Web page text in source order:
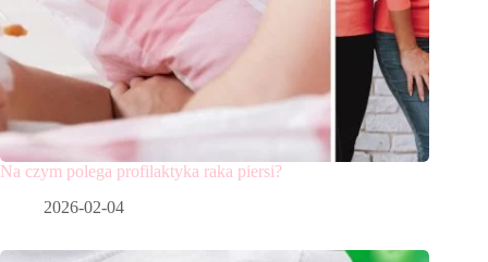
Na czym polega profilaktyka raka piersi?
2026-02-04